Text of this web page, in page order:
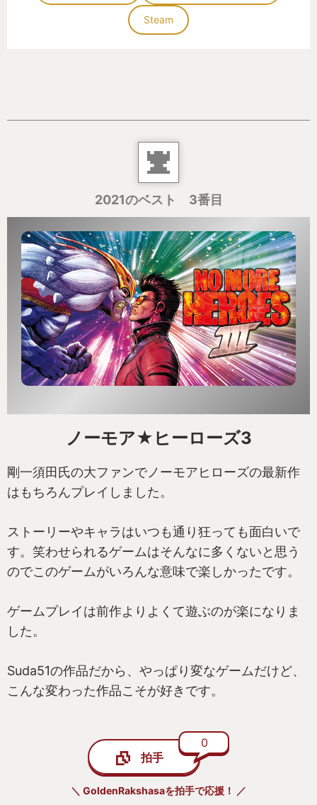
Steam
2021のベスト 3番目
ノーモア★ヒーローズ3
剛一須田氏の大ファンでノーモアヒローズの最新作
はもちろんプレイしました。
ストーリーやキャラはいつも通り狂っても面白いで
す。笑わせられるゲームはそんなに多くないと思う
のでこのゲームがいろんな意味で楽しかったです。
ゲームプレイは前作よりよくて遊ぶのが楽になりま
した。
Suda51の作品だから、やっぱり変なゲームだけど、
こんな変わった作品こそが好きです。
拍手
0
＼ GoldenRakshasaを拍手で応援！ ／